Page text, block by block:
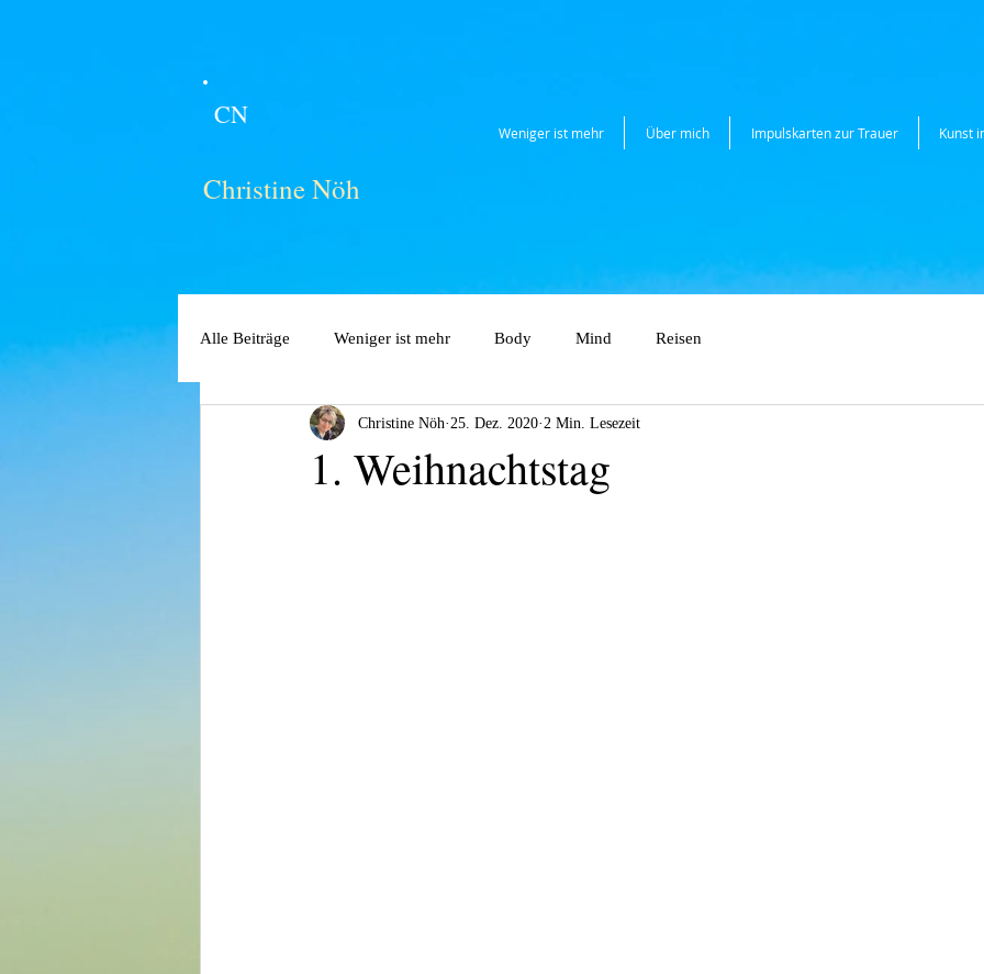
Weniger ist mehr Über mich Impulskarten zur Trauer Kunst
CN
Christine Nöh
Alle Beiträge Weniger ist mehr Body Mind Reisen
1. Weihnachtstag
Christine Nöh 25. Dez. 2020 2 Min. Lesezeit